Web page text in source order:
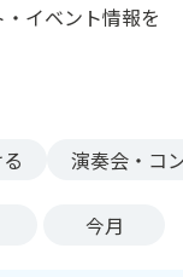
イベント情報を
演奏会・コ
今月